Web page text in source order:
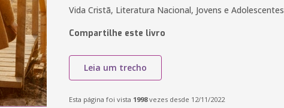
Vida Cristã, Literatura Nacional, Jovens e Adolescentes
Compartilhe este livro
Leia um trecho
Esta página foi vista 1998vezes desde 12/11/2022